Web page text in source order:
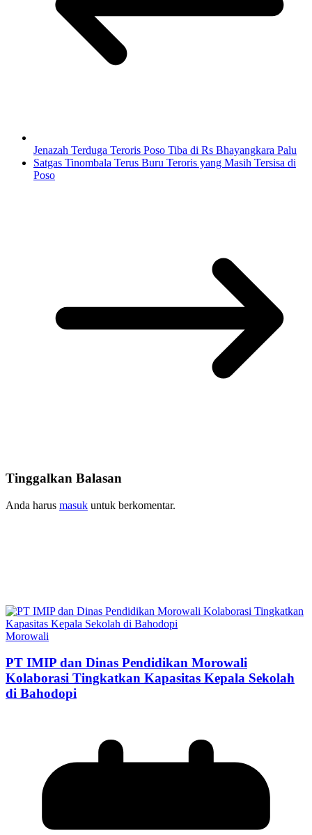
Jenazah Terduga Teroris Poso Tiba di Rs Bhayangkara Palu
Satgas Tinombala Terus Buru Teroris yang Masih Tersisa di
Poso
Tinggalkan Balasan
Anda harus masuk untuk berkomentar.
Morowali
PT IMIP dan Dinas Pendidikan Morowali
Kolaborasi Tingkatkan Kapasitas Kepala Sekolah
di Bahodopi